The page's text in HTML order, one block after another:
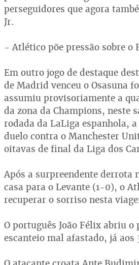
perseguidores que agora
Jr.
- Atlético põe pressão sobre o
Em outro jogo de destaque
de Madrid venceu o Osasuna
assumiu provisoriamente a
da zona da Champions, neste
rodada da LaLiga espanhola,
duelo contra o Manchester
oitavas de final da Liga dos
Após a surpreendente derrota
casa para o Levante (1-0), o
recuperar o sorriso nesta
O português João Félix abriu o
escanteio mal afastado, já aos